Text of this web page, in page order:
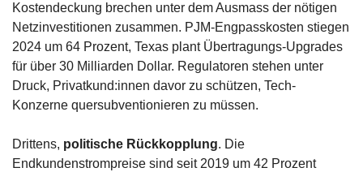
Kostendeckung brechen unter dem Ausmass der nötigen
Netzinvestitionen zusammen. PJM-Engpasskosten stiegen
2024 um 64 Prozent, Texas plant Übertragungs-Upgrades
für über 30 Milliarden Dollar. Regulatoren stehen unter
Druck, Privatkund:innen davor zu schützen, Tech-
Konzerne quersubventionieren zu müssen.
Drittens, politische Rückkopplung. Die
Endkundenstrompreise sind seit 2019 um 42 Prozent